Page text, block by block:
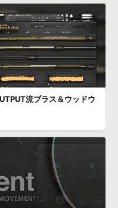
流ブラス＆ウッドウ